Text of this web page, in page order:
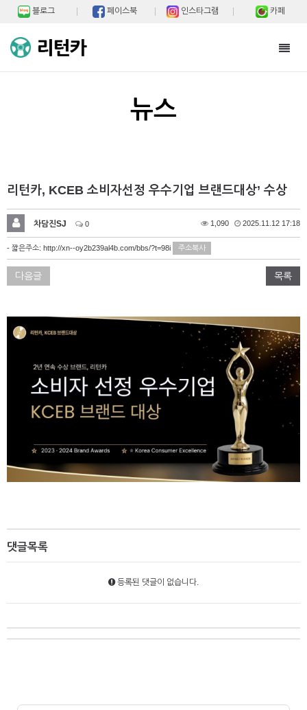
블로그 페이스북 인스타그램 카페
뉴스
리턴카, KCEB 소비자선정 우수기업 브랜드대상’ 수상
차담진SJ 0 1,090 2025.11.12 17:18
- 짧은주소: http://xn--oy2b239al4b.com/bbs/?t=98i 주소복사
다음글 목록
댓글목록
등록된 댓글이 없습니다.